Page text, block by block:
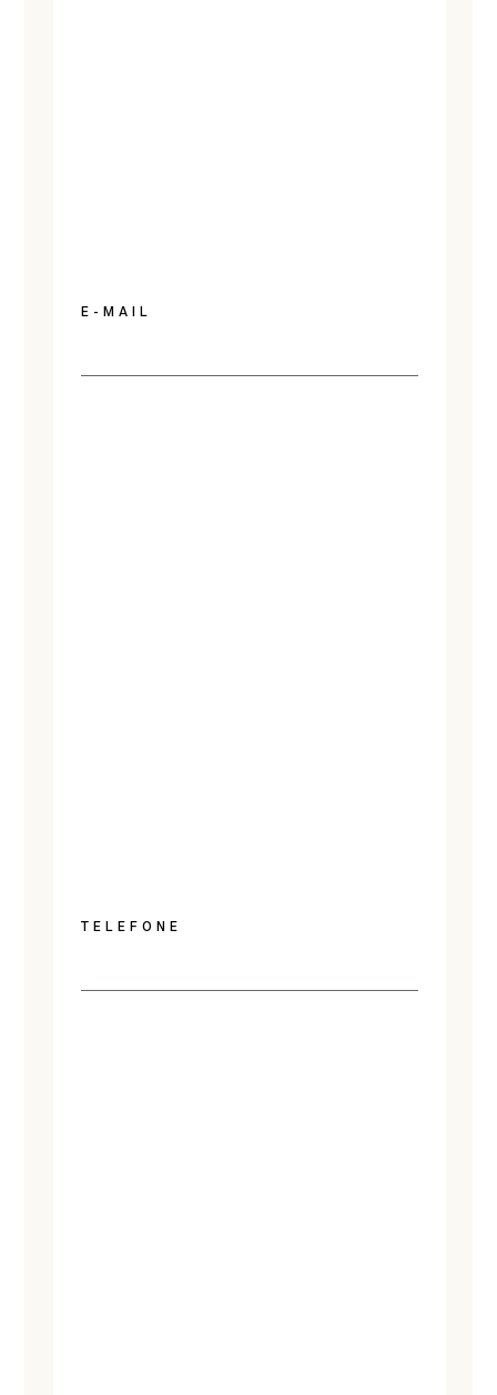
E-MAIL
TELEFONE